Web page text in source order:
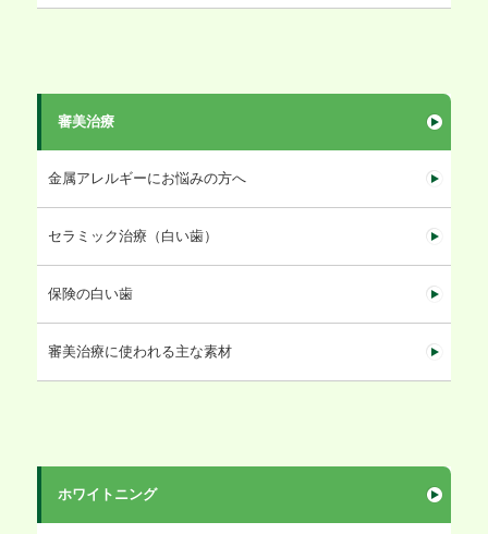
審美治療
金属アレルギーにお悩みの方へ
セラミック治療（白い歯）
保険の白い歯
審美治療に使われる主な素材
ホワイトニング